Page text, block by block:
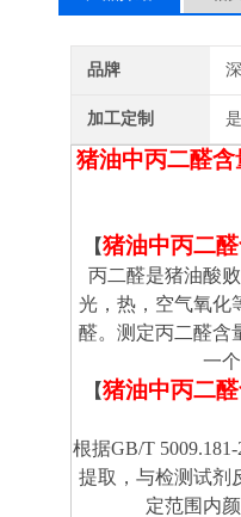
品牌
加工定制 是
猪油中丙二醛
【猪油中丙二
丙二醛是猪油酸
光，热，空气氧化
醛。测定丙二醛含
一
【猪油中丙二
根据GB/T 5009.181-
提取，与检测试剂
定范围内